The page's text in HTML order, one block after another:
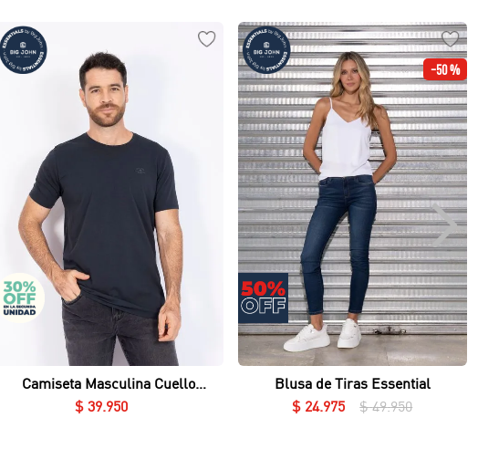
Vista rápida
Camiseta Masculina Cuello
$ 39 950
-50 %
Vista rápida
Blusa de Tiras Essential
$ 24. 975 $ 49.950